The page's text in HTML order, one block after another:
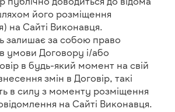
публічно доводиться до відома
його розміщення
на Сайті Виконавця.
залишає за собою право
умови Договору і/або
в будь-який момент на свій
змін в Договір, такі
в силу з моменту розміщення
на Сайті Виконавця.